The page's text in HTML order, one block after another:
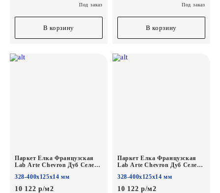
Под заказ
В корзину
Под заказ
В корзину
Паркет Елка Французская
Lab Arte Chevron Дуб Селект
400/328х125х14/3/60°
328-400х125х14 мм
10 122 р/м2
Паркет Елка Французская
Lab Arte Chevron Дуб Селект
400/328х125х14/3/60°
328-400х125х14 мм
10 122 р/м2